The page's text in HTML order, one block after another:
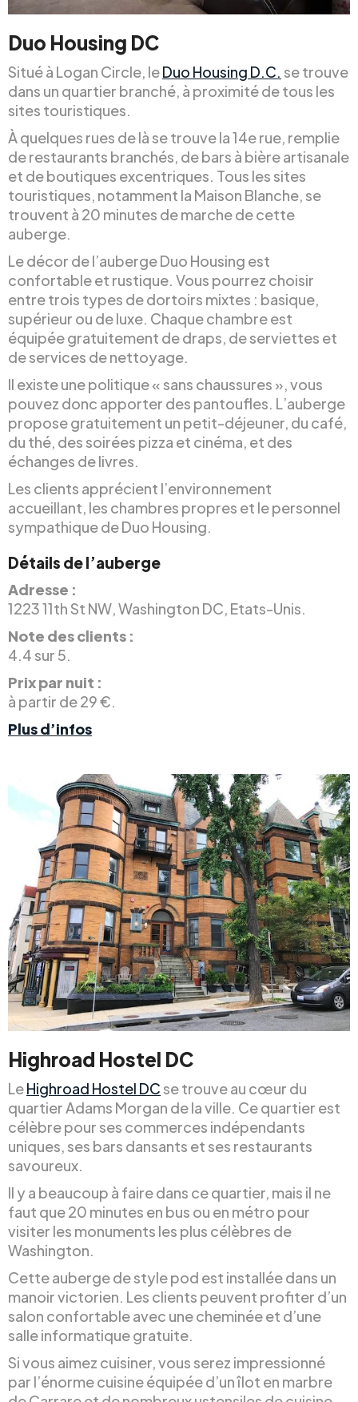
Duo Housing DC
Situé à Logan Circle, leDuo Housing D.C. se trouve
dans un quartier branché, à proximité de tous les
sites touristiques.
À quelques rues de là se trouve la 14e rue, remplie
de restaurants branchés, de bars à bière artisanale
et de boutiques excentriques. Tous les sites
touristiques, notamment la Maison Blanche, se
trouvent à 20 minutes de marche de cette
auberge.
Le décor de l’auberge Duo Housing est
confortable et rustique. Vous pourrez choisir
entre trois types de dortoirs mixtes : basique,
supérieur ou de luxe. Chaque chambre est
équipée gratuitement de draps, de serviettes et
de services de nettoyage.
Il existe une politique « sans chaussures », vous
pouvez donc apporter des pantoufles. L’auberge
propose gratuitement un petit-déjeuner, du café,
du thé, des soirées pizza et cinéma, et des
échanges de livres.
Les clients apprécient l’environnement
accueillant, les chambres propres et le personnel
sympathique de Duo Housing.
Détails de l’auberge
Adresse :
1223 11th St NW, Washington DC, Etats-Unis.
Note des clients :
4.4 sur 5.
Prix par nuit :
à partir de 29 €.
Plus d’infos
Highroad Hostel DC
LeHighroad Hostel DCse trouve au cœur du
quartier Adams Morgan de la ville. Ce quartier est
célèbre pour ses commerces indépendants
uniques, ses bars dansants et ses restaurants
savoureux.
Il y a beaucoup à faire dans ce quartier, mais il ne
faut que 20 minutes en bus ou en métro pour
visiter les monuments les plus célèbres de
Washington.
Cette auberge de style pod est installée dans un
manoir victorien. Les clients peuvent profiter d’un
salon confortable avec une cheminée et d’une
salle informatique gratuite.
Si vous aimez cuisiner, vous serez impressionné
par l’énorme cuisine équipée d’un îlot en marbre